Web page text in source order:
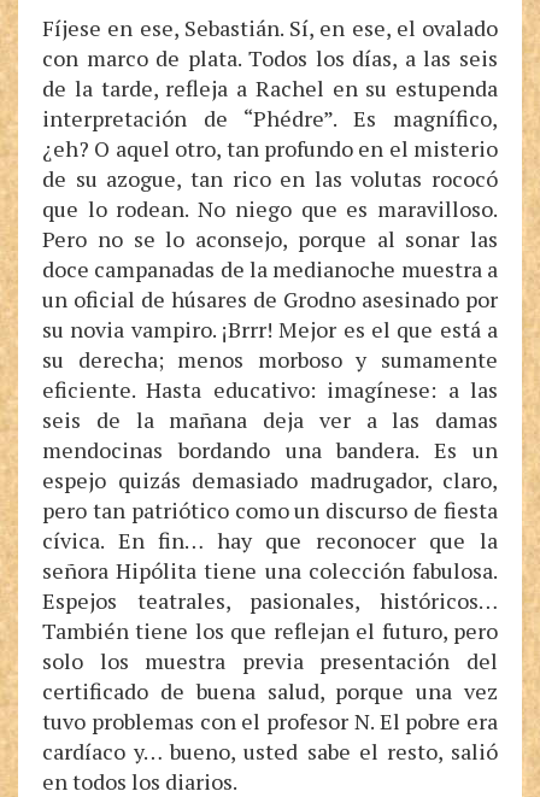
Fíjese en ese, Sebastián. Sí, en ese, el ovalado
con marco de plata. Todos los días, a las seis
de la tarde, refleja a Rachel en su estupenda
interpretación de “Phédre”. Es magnífico,
¿eh? O aquel otro, tan profundo en el misterio
de su azogue, tan rico en las volutas rococó
que lo rodean. No niego que es maravilloso.
Pero no se lo aconsejo, porque al sonar las
doce campanadas de la medianoche muestra a
un oficial de húsares de Grodno asesinado por
su novia vampiro. ¡Brrr! Mejor es el que está a
su derecha; menos morboso y sumamente
eficiente. Hasta educativo: imagínese: a las
seis de la mañana deja ver a las damas
mendocinas bordando una bandera. Es un
espejo quizás demasiado madrugador, claro,
pero tan patriótico como un discurso de fiesta
cívica. En fin… hay que reconocer que la
señora Hipólita tiene una colección fabulosa.
Espejos teatrales, pasionales, históricos…
También tiene los que reflejan el futuro, pero
solo los muestra previa presentación del
certificado de buena salud, porque una vez
tuvo problemas con el profesor N. El pobre era
cardíaco y… bueno, usted sabe el resto, salió
en todos los diarios.